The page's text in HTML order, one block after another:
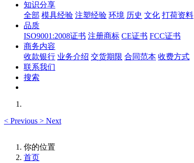
知识分享
全部 模具经验 注塑经验 环境 历史 文化 打荷资料
品质
ISO9001:2008证书 注册商标 CE证书 FCC证书
商务内容
收款银行 业务介绍 交货期限 合同范本 收费方式
联系我们
搜索
< Previous > Next
你的位置
首页